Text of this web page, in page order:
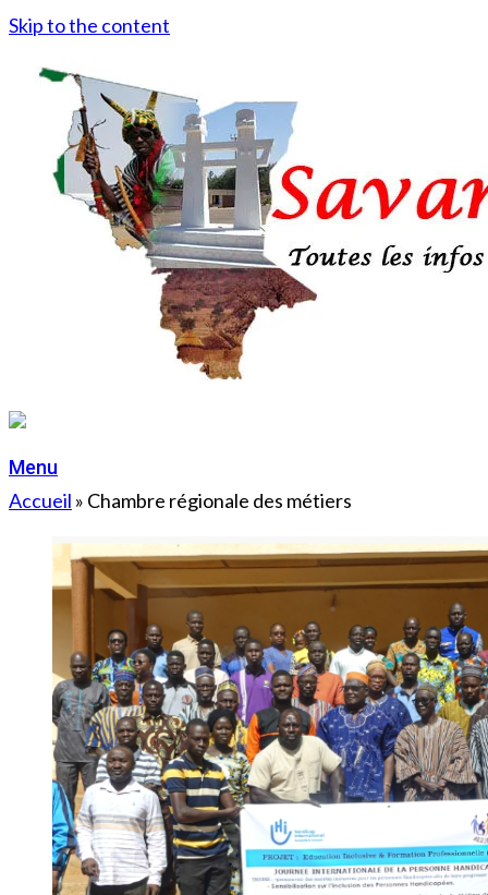
Skip to the content
Menu
Accueil » Chambre régionale des métiers